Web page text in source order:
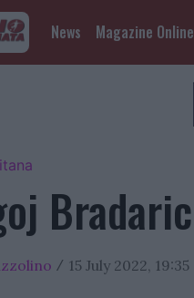
News Magazine Online
/ 15 July 2022, 19:35